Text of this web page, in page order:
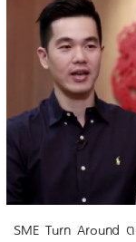
SME Turn Around